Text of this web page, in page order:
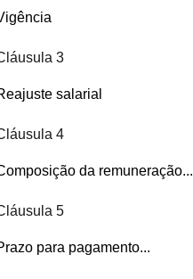
3
salarial
4
da remuneração...
5
para pagamento...